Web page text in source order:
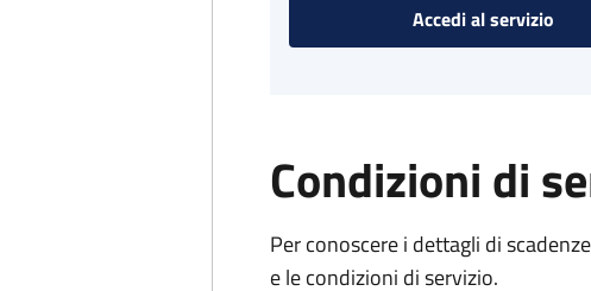
Accedi al servizio
Condizioni di
Per conoscere i dettagli di
e le condizioni di servizio.